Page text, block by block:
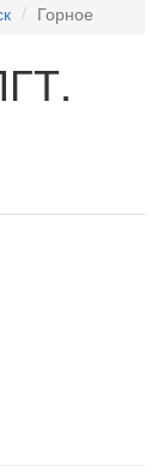
Горное